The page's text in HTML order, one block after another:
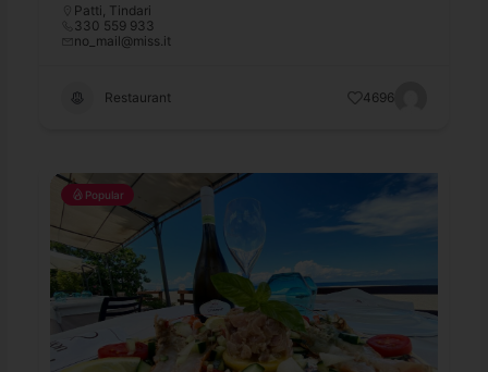
Patti Tindari
330 559 933
no_mail@miss.it
Restaurant 4696
Popular